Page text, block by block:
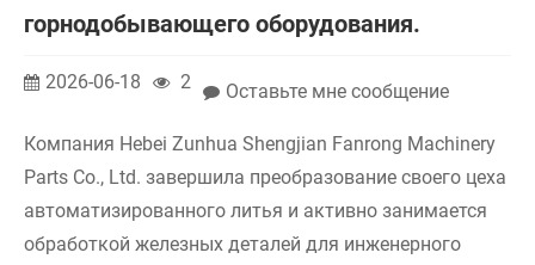
горнодобывающего оборудования.
2026-06-18 2 Оставьте мне сообщение
Компания Hebei Zunhua Shengjian Fanrong Machinery
Parts Co., Ltd. завершила преобразование своего цеха
автоматизированного литья и активно занимается
обработкой железных деталей для инженерного